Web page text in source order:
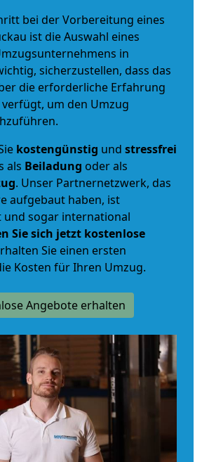
bei der Vorbereitung eines
ist die Auswahl eines
in
sicherzustellen, dass das
die erforderliche Erfahrung
um den Umzug
kostengünstig und stressfrei
als Beiladung oder als
. Unser Partnernetzwerk, das
aufgebaut haben, ist
und sogar international
Sie sich jetzt kostenlose
Sie einen ersten
Kosten für Ihren Umzug.
Angebote erhalten